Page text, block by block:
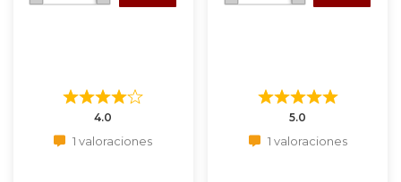
4.0
1 valoraciones
5.0
1 valoraciones